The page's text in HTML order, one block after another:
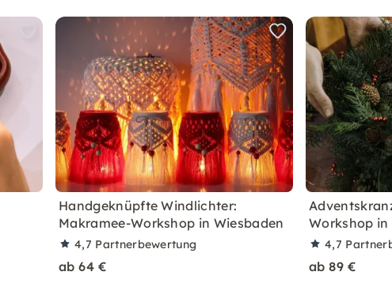
Handgeknüpfte Windlichter:
Makramee-Workshop in Wiesbaden
4,7 Partnerbewertung
ab 64 €
Workshop
4,7
ab 89 €